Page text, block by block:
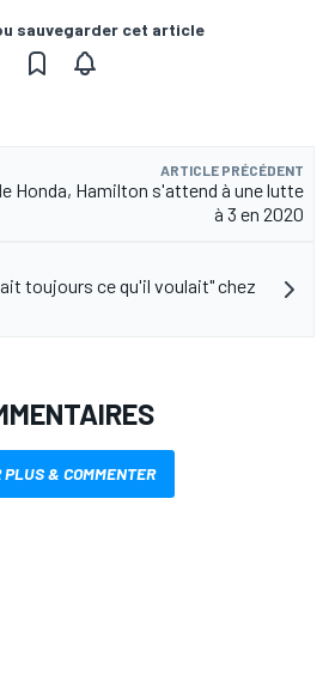
sauvegarder cet article
ARTICLE PRÉCÉDENT
Honda, Hamilton s'attend à une lutte
à 3 en 2020
toujours ce qu'il voulait" chez
PLUS & COMMENTER